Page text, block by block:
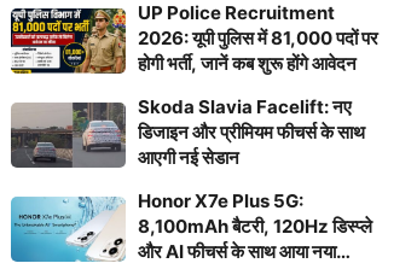
UP Police Recruitment
2026: यूपी पुलिस में 81,000 पदों पर
होगी भर्ती, जानें कब शुरू होंगे आवेदन
Skoda Slavia Facelift: नए
डिजाइन और प्रीमियम फीचर्स के साथ
आएगी नई सेडान
Honor X7e Plus 5G:
8,100mAh बैटरी, 120Hz डिस्प्ले
और AI फीचर्स के साथ आया नया